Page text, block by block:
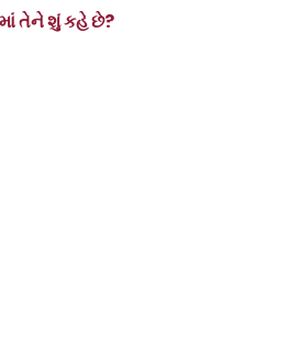
તેને શું કહે છે?